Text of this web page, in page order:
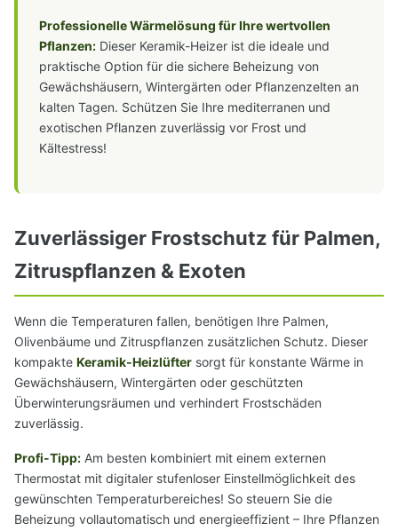
Professionelle Wärmelösung für Ihre wertvollen
Pflanzen: Dieser Keramik-Heizer ist die ideale und
praktische Option für die sichere Beheizung von
Gewächshäusern, Wintergärten oder Pflanzenzelten an
kalten Tagen. Schützen Sie Ihre mediterranen und
exotischen Pflanzen zuverlässig vor Frost und
Kältestress!
Zuverlässiger Frostschutz für Palmen,
Zitruspflanzen & Exoten
Wenn die Temperaturen fallen, benötigen Ihre Palmen,
Olivenbäume und Zitruspflanzen zusätzlichen Schutz. Dieser
kompakte Keramik-Heizlüfter sorgt für konstante Wärme in
Gewächshäusern, Wintergärten oder geschützten
Überwinterungsräumen und verhindert Frostschäden
zuverlässig.
Profi-Tipp: Am besten kombiniert mit einem externen
Thermostat mit digitaler stufenloser Einstellmöglichkeit des
gewünschten Temperaturbereiches! So steuern Sie die
Beheizung vollautomatisch und energieeffizient – Ihre Pflanzen